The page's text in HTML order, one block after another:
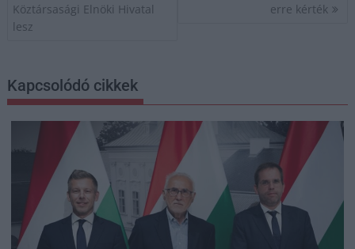
Köztársasági Elnöki Hivatal
lesz
erre kérték
Kapcsolódó cikkek